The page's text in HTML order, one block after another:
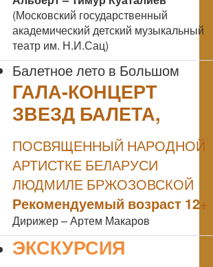
(Московский государственный
академический детский музыкальный
театр им. Н.И.Сац)
Балетное лето в Большом
ГАЛА-КОНЦЕРТ
ЗВЕЗД БАЛЕТА,
ПОСВЯЩЕННЫЙ НАРОДНОЙ
АРТИСТКЕ БЕЛАРУСИ
ЛЮДМИЛЕ БРЖОЗОВСКОЙ
Рекомендуемый возраст 12+
Дирижер – Артем Макаров
ЭКСКУРСИЯ